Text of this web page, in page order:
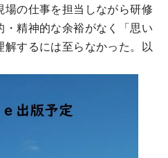
の仕事を担当しながら研修
精神的な余裕がなく「思い
するには至らなかった。以